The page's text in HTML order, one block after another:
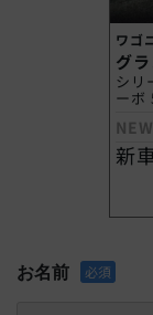
ワゴ
グ
シリ
新
お名前 必須